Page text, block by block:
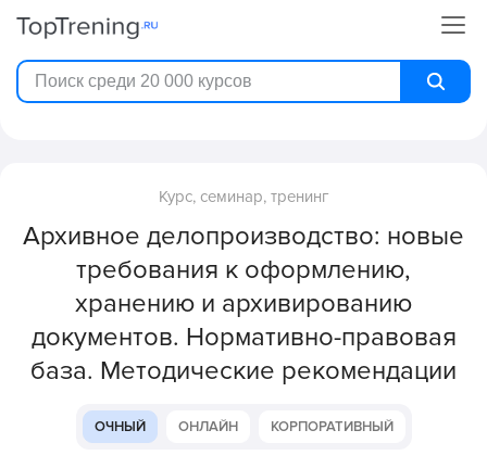
Курс, семинар, тренинг
Архивное делопроизводство: новые
требования к оформлению,
хранению и архивированию
документов. Нормативно-правовая
база. Методические рекомендации
ОЧНЫЙ ОНЛАЙН КОРПОРАТИВНЫЙ